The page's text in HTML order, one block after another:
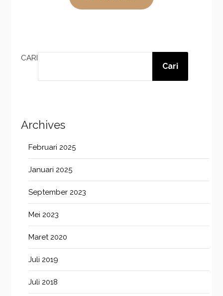
CARI
Cari
Archives
Februari 2025
Januari 2025
September 2023
Mei 2023
Maret 2020
Juli 2019
Juli 2018